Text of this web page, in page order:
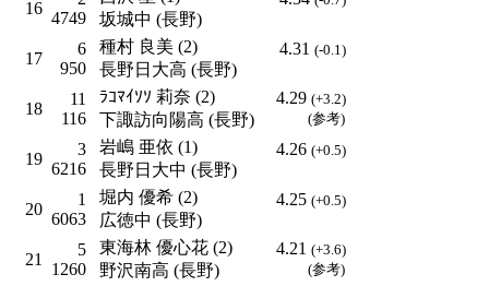
16
4749
坂城中 (長野)
17
6
950
種村 良美 (2)
長野日大高 (長野)
4.31 (-0.1)
18
11
116
ﾗｺﾏｲｿｿ 莉奈 (2)
下諏訪向陽高 (長野)
4.29 (+3.2)
(参考)
19
3
6216
岩嶋 亜依 (1)
長野日大中 (長野)
4.26 (+0.5)
20
1
6063
堀内 優希 (2)
広徳中 (長野)
4.25 (+0.5)
21
5
1260
東海林 優心花 (2)
野沢南高 (長野)
4.21 (+3.6)
(参考)